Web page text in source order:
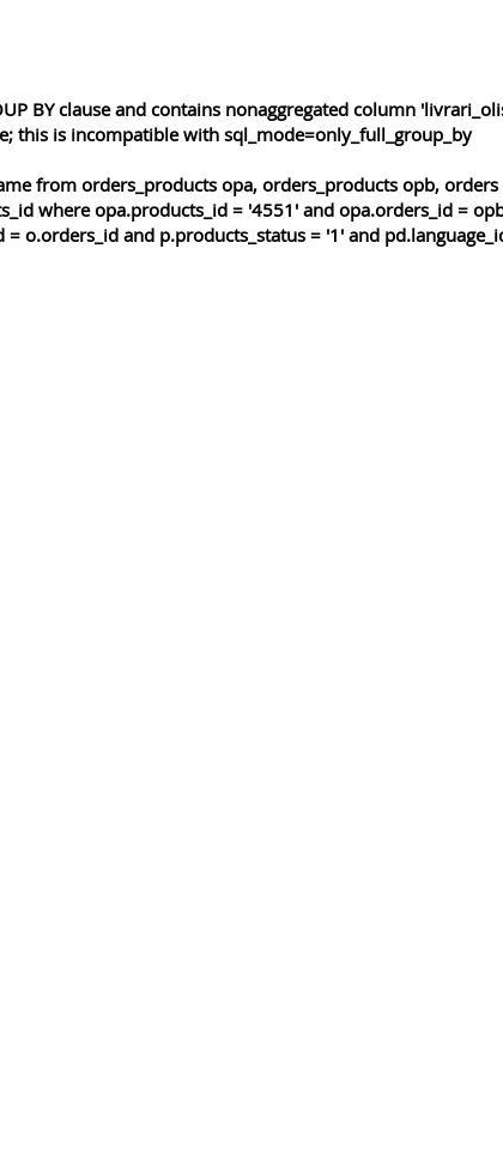
BY clause and contains nonaggregated column
this is incompatible with sql_mode=only_full_group_by
from orders_products opa, orders_products opb, orders
where opa.products_id = '4551' and opa.orders_id =
o.orders_id and p.products_status = '1' and